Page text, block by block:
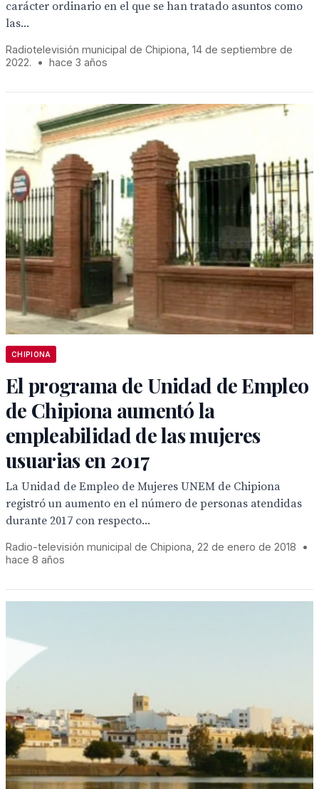
carácter ordinario en el que se han tratado asuntos como
las...
Radiotelevisión municipal de Chipiona, 14 de septiembre de
2022.
• hace 3 años
CHIPIONA
El programa de Unidad de Empleo
de Chipiona aumentó la
empleabilidad de las mujeres
usuarias en 2017
La Unidad de Empleo de Mujeres UNEM de Chipiona
registró un aumento en el número de personas atendidas
durante 2017 con respecto...
Radio-televisión municipal de Chipiona, 22 de enero de 2018
•
hace 8 años